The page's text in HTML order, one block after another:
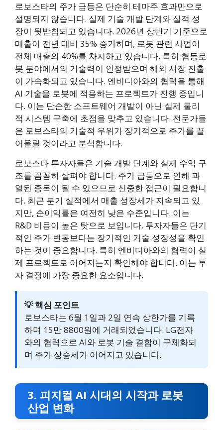
로보스타의 주가 급등은 단순히 테마주 효과만으로
설명되지 않습니다. 실제 기술 개발 단계와 실적 성
장이 뒷받침되고 있습니다. 2026년 상반기 기준으로
매출이 전년 대비 35% 증가하며, 로봇 관련 사업이
전체 매출의 40%를 차지하고 있습니다. 특히 협동로
봇 분야에서의 기술력이 인정받으며 해외 시장 진출
이 가속화되고 있습니다. 엔비디아와의 협력을 통해
AI 기술을 로봇에 적용하는 프로젝트가 진행 중입니
다. 이는 단순한 소프트웨어 개발이 아닌 실제 물리
적 시스템 구축에 초점을 맞추고 있습니다. 전문가들
은 로보스타의 기술적 우위가 장기적으로 주가를 끌
어올릴 것이라고 분석합니다.
로보스타 투자자들은 기술 개발 단계와 실제 수익 구
조를 꼼꼼히 살펴야 합니다. 주가 급등으로 인해 과
열된 종목이 될 수 있으므로 신중한 접근이 필요합니
다. 최근 분기 실적에서 매출 성장세가 지속되고 있
지만, 순이익률은 여전히 낮은 수준입니다. 이는
R&D 비용이 높은 탓으로 보입니다. 투자자들은 단기
적인 주가 변동보다는 장기적인 기술 성장성을 확인
하는 것이 중요합니다. 특히 엔비디아와의 협력이 실
제 프로젝트로 이어지는지 확인해야 합니다. 이는 투
자 결정에 가장 중요한 요소입니다.
💡 핵심 포인트
로보스타는 6월 1일과 2일 연속 상한가를 기록
하며 15만 8800원에 거래되었습니다. LG전자
와의 협력으로 AI와 로봇 기술 결합이 구체화되
며 주가 상승세가 이어지고 있습니다.
3. 피지컬 AI 시대의 시작과 로봇
산업 변화